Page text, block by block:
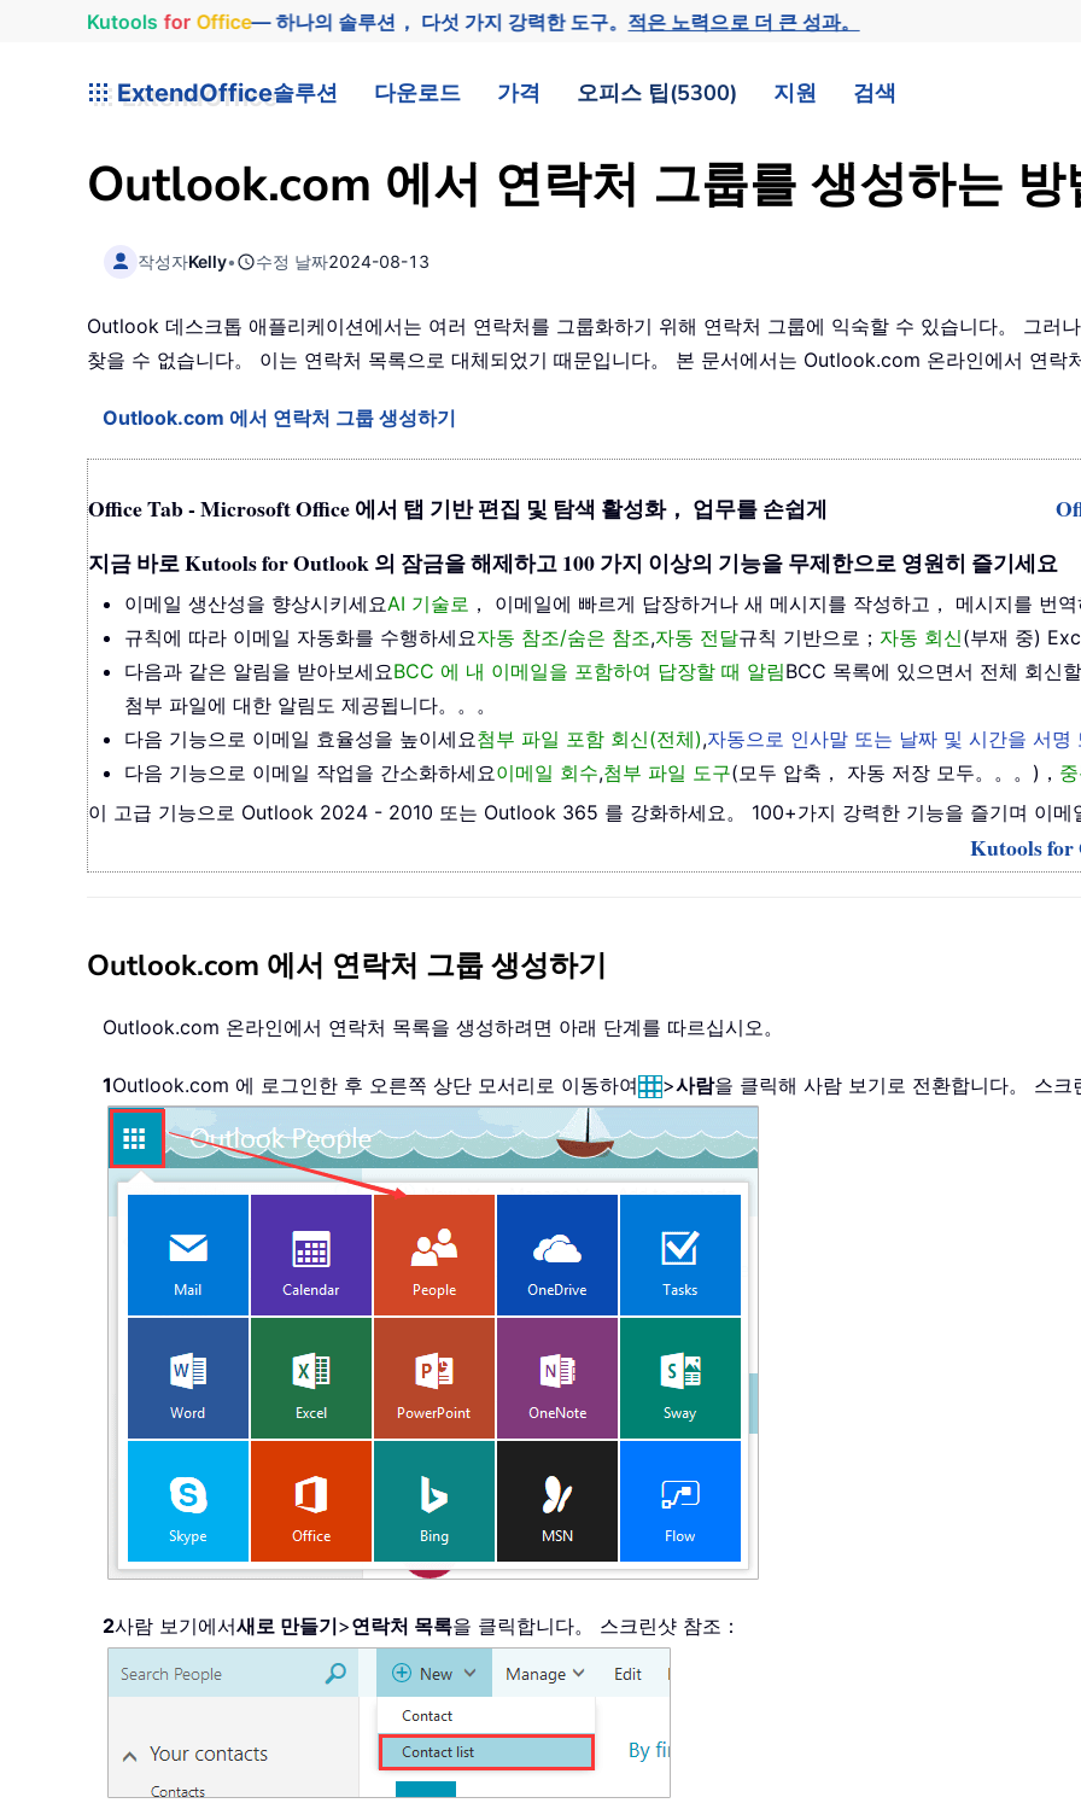
Kutools for Office— 하나의 솔루션， 다섯 가지 강력한 도구。적은 노력으로 더 큰 성과。
ExtendOffice솔루션 다운로드 가격 오피스 팁(5300) 지원 검색
Outlook.com 에서 연락처 그룹를 생성하는 방
작성자Kelly• 수정 날짜2024-08-13
Outlook 데스크톱 애플리케이션에서는 여러 연락처를 그룹화하기 위해 연락처 그룹에 익숙할 수 있습니다。 그러
찾을 수 없습니다。 이는 연락처 목록으로 대체되었기 때문입니다。 본 문서에서는 Outlook.com 온라인에서 연락
Outlook.com 에서 연락처 그룹 생성하기
Office Tab - Microsoft Office 에서 탭 기반 편집 및 탐색 활성화， 업무를 손쉽게
지금 바로 Kutools for Outlook 의 잠금을 해제하고 100 가지 이상의 기능을 무제한으로 영원히 즐기세요
이메일 생산성을 향상시키세요AI 기술로 ， 이메일에 빠르게 답장하거나 새 메시지를 작성하고， 메시지를 번
규칙에 따라 이메일 자동화를 수행하세요자동 참조/숨은 참조,자동 전달규칙 기반으로； 자동 회신(부재 중)
다음과 같은 알림을 받아보세요BCC 에 내 이메일을 포함하여 답장할 때 알림BCC 목록에 있으면서 전체 회신
첨부 파일에 대한 알림도 제공됩니다。。。
다음 기능으로 이메일 효율성을 높이세요첨부 파일 포함 회신(전체),자동으로 인사말 또는 날짜 및 시간을 서명
다음 기능으로 이메일 작업을 간소화하세요이메일 회수,첨부 파일 도구(모두 압축， 자동 저장 모두。。。)，
이 고급 기능으로 Outlook 2024 - 2010 또는 Outlook 365 를 강화하세요。 100+가지 강력한 기능을 즐기며 이메
Kutools for
Outlook.com 에서 연락처 그룹 생성하기
Outlook.com 온라인에서 연락처 목록을 생성하려면 아래 단계를 따르십시오。
1Outlook.com 에 로그인한 후 오른쪽 상단 모서리로 이동하여 >사람을 클릭해 사람 보기로 전환합니다。 스크
2사람 보기에서새로 만들기>연락처 목록을 클릭합니다。 스크린샷 참조：